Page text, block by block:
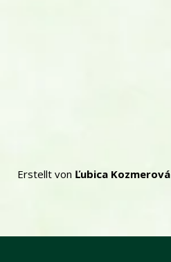
Erstellt von Ľubica Kozmerová